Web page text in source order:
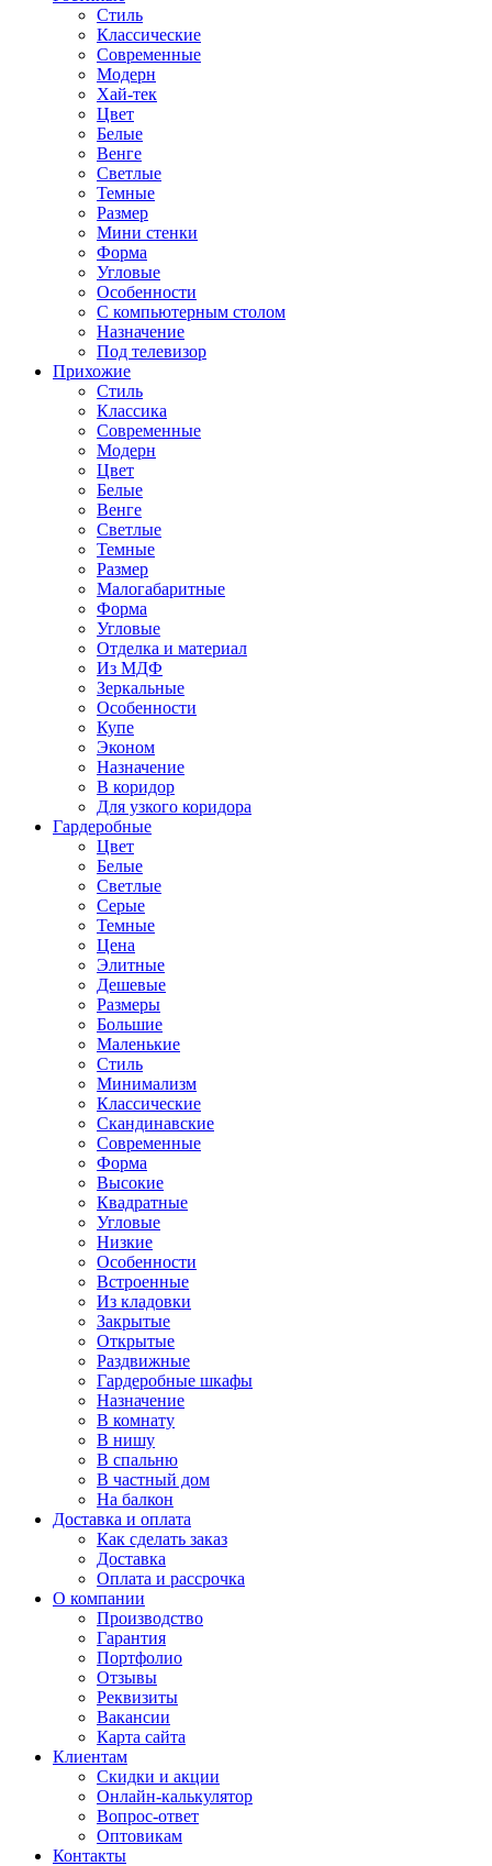
Стиль
Классические
Современные
Модерн
Хай-тек
Цвет
Белые
Венге
Светлые
Темные
Размер
Мини стенки
Форма
Угловые
Особенности
С компьютерным столом
Назначение
Под телевизор
Прихожие
Стиль
Классика
Современные
Модерн
Цвет
Белые
Венге
Светлые
Темные
Размер
Малогабаритные
Форма
Угловые
Отделка и материал
Из МДФ
Зеркальные
Особенности
Купе
Эконом
Назначение
В коридор
Для узкого коридора
Гардеробные
Цвет
Белые
Светлые
Серые
Темные
Цена
Элитные
Дешевые
Размеры
Большие
Маленькие
Стиль
Минимализм
Классические
Скандинавские
Современные
Форма
Высокие
Квадратные
Угловые
Низкие
Особенности
Встроенные
Из кладовки
Закрытые
Открытые
Раздвижные
Гардеробные шкафы
Назначение
В комнату
В нишу
В спальню
В частный дом
На балкон
Доставка и оплата
Как сделать заказ
Доставка
Оплата и рассрочка
О компании
Производство
Гарантия
Портфолио
Отзывы
Реквизиты
Вакансии
Карта сайта
Клиентам
Скидки и акции
Онлайн-калькулятор
Вопрос-ответ
Оптовикам
Контакты